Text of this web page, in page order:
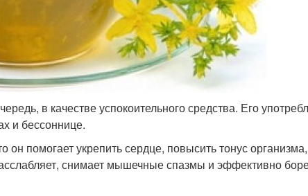
в качестве успокоительного средства. Его
и бессоннице.
он помогает укрепить сердце, повысить тонус
снимает мышечные спазмы и эффективно